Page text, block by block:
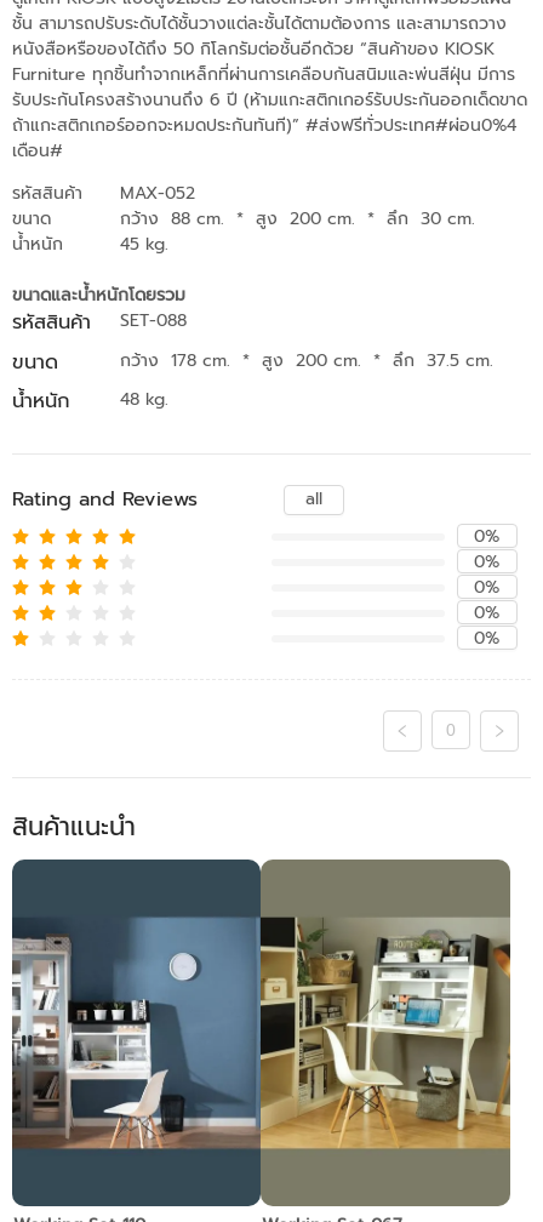
ชั้น สามารถปรับระดับได้ชั้นวางแต่ละชั้นได้ตามต้องการ และสามารถวาง
หนังสือหรือของได้ถึง 50 กิโลกรัมต่อชั้นอีกด้วย “สินค้าของ KIOSK
Furniture ทุกชิ้นทำจากเหล็กที่ผ่านการเคลือบกันสนิมและพ่นสีฝุ่น มีการ
รับประกันโครงสร้างนานถึง 6 ปี (ห้ามแกะสติกเกอร์รับประกันออกเด็ดขาด
ถ้าแกะสติกเกอร์ออกจะหมดประกันทันที)” #ส่งฟรีทั่วประเทศ#ผ่อน0%4
เดือน#
รหัสสินค้า
MAX-052
ขนาด
กว้าง 88 cm. * สูง 200 cm. * ลึก 30 cm.
น้ำหนัก
45 kg.
ขนาดและน้ำหนักโดยรวม
รหัสสินค้า SET-088
ขนาด กว้าง 178 cm. * สูง 200 cm. * ลึก 37.5 cm.
น้ำหนัก 48 kg.
Rating and Reviews
all
0%
0%
0%
0%
0%
0
สินค้าแนะนำ